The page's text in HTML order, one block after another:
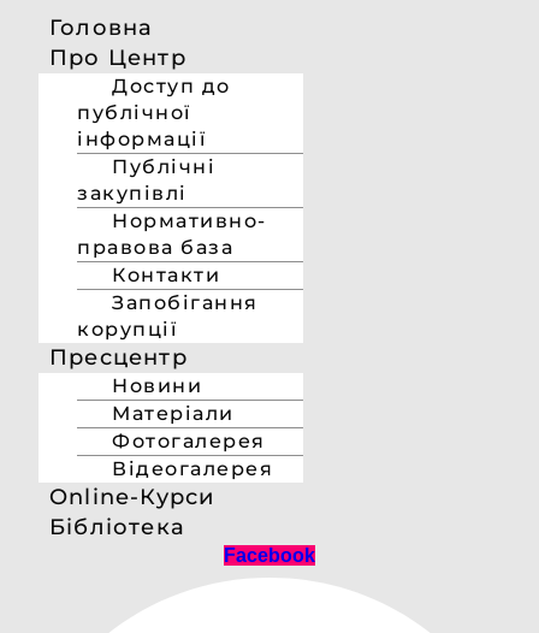
Головна
Про Центр
Доступ до
публічної
інформації
Публічні
закупівлі
Нормативно-
правова база
Контакти
Запобігання
корупції
Пресцентр
Новини
Матеріали
Фотогалерея
Відеогалерея
Online-Курси
Бібліотека
Facebook